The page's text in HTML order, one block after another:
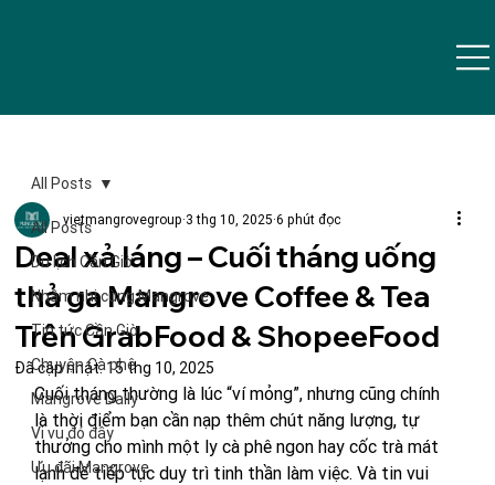
All Posts
Du lịch Cần Giờ
Nhâm nhi cùng Mangrove
Tin tức Cần Giờ
Chuyện Cà phê
Mangrove Daily
Vi vu đó đây
Ưu đãi Mangrove
All Posts
Deal xả láng – Cuối tháng uống
thả ga Mangrove Coffee & Tea
Trên GrabFood & ShopeeFood
vietmangrovegroup 3 thg 10, 2025 6 phút đọc
Đã cập nhật:15 thg 10, 2025
Cuối tháng thường là lúc “ví mỏng”, nhưng cũng chính
là thời điểm bạn cần nạp thêm chút năng lượng, tự
thưởng cho mình một ly cà phê ngon hay cốc trà mát
lạnh để tiếp tục duy trì tinh thần làm việc. Và tin vui